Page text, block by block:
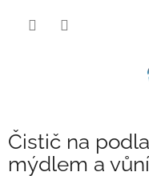
Čistič na
mýdlem a